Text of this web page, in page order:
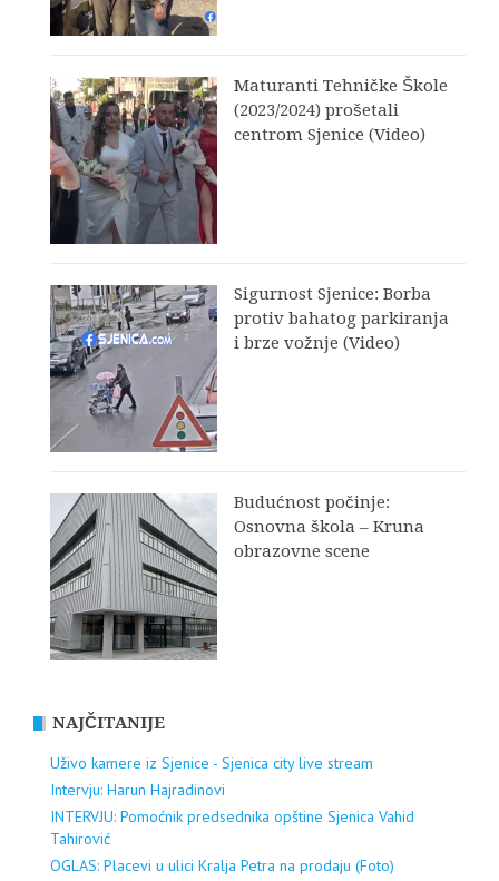
Maturanti Tehničke Škole
(2023/2024) prošetali
centrom Sjenice (Video)
Sigurnost Sjenice: Borba
protiv bahatog parkiranja
i brze vožnje (Video)
Budućnost počinje:
Osnovna škola – Kruna
obrazovne scene
NAJČITANIJE
Uživo kamere iz Sjenice - Sjenica city live stream
Intervju: Harun Hajradinovi
INTERVJU: Pomoćnik predsednika opštine Sjenica Vahid
Tahirović
OGLAS: Placevi u ulici Kralja Petra na prodaju (Foto)